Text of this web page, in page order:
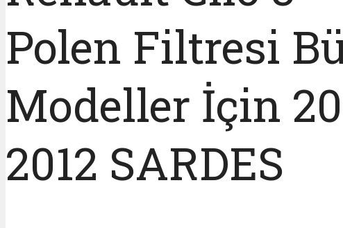
Polen Filtresi
Modeller İçin
2012 SARDES